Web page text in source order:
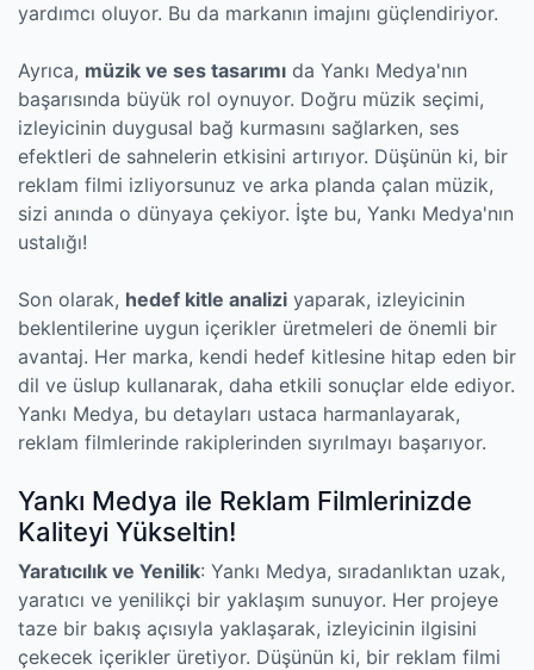
yardımcı oluyor. Bu da markanın imajını güçlendiriyor.
Ayrıca, müzik ve ses tasarımı da Yankı Medya'nın
başarısında büyük rol oynuyor. Doğru müzik seçimi,
izleyicinin duygusal bağ kurmasını sağlarken, ses
efektleri de sahnelerin etkisini artırıyor. Düşünün ki, bir
reklam filmi izliyorsunuz ve arka planda çalan müzik,
sizi anında o dünyaya çekiyor. İşte bu, Yankı Medya'nın
ustalığı!
Son olarak, hedef kitle analizi yaparak, izleyicinin
beklentilerine uygun içerikler üretmeleri de önemli bir
avantaj. Her marka, kendi hedef kitlesine hitap eden bir
dil ve üslup kullanarak, daha etkili sonuçlar elde ediyor.
Yankı Medya, bu detayları ustaca harmanlayarak,
reklam filmlerinde rakiplerinden sıyrılmayı başarıyor.
Yankı Medya ile Reklam Filmlerinizde
Kaliteyi Yükseltin!
Yaratıcılık ve Yenilik: Yankı Medya, sıradanlıktan uzak,
yaratıcı ve yenilikçi bir yaklaşım sunuyor. Her projeye
taze bir bakış açısıyla yaklaşarak, izleyicinin ilgisini
çekecek içerikler üretiyor. Düşünün ki, bir reklam filmi